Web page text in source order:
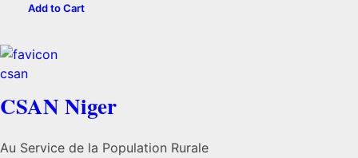
Add to Cart
CSAN Niger
Au Service de la Population Rurale